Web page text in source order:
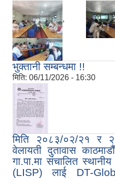
,
भुक्तानी सम्बन्धमा !!
मिति: 06/11/2026 - 16:30
मिति २०८३/०२/२१ र
वेलायती दुतावास
गा.पा.मा संचालित
(LISP) लाई DT-